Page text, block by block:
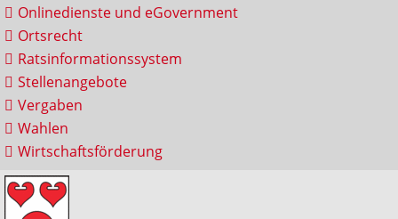
Onlinedienste und eGovernment
Ortsrecht
Ratsinformationssystem
Stellenangebote
Vergaben
Wahlen
Wirtschaftsförderung